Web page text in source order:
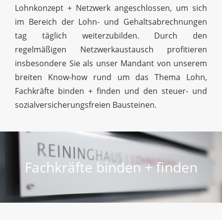
Lohnkonzept + Netzwerk angeschlossen, um sich
im Bereich der Lohn- und Gehaltsabrechnungen
tag täglich weiterzubilden. Durch den
regelmäßigen Netzwerkaustausch profitieren
insbesondere Sie als unser Mandant von unserem
breiten Know-how rund um das Thema Lohn,
Fachkräfte binden + finden und den steuer- und
sozialversicherungsfreien Bausteinen.
Fachkräfte binden + finden